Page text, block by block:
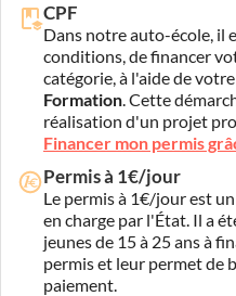
CPF
Dans notre auto-école, il
conditions, de financer
catégorie, à l'aide de votre
Formation. Cette
réalisation d'un projet
Financer mon permis
Permis à 1€/jour
Le permis à 1€/jour est
en charge par l'État. Il a
jeunes de 15 à 25 ans à
permis et leur permet de
paiement.